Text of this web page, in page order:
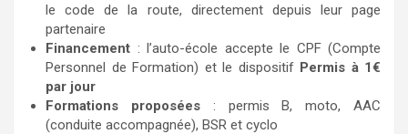
le code de la route, directement depuis leur page
partenaire
Financement : l’auto-école accepte le CPF (Compte
Personnel de Formation) et le dispositif Permis à 1€
par jour
Formations proposées: permis B, moto, AAC
(conduite accompagnée), BSR et cyclo​